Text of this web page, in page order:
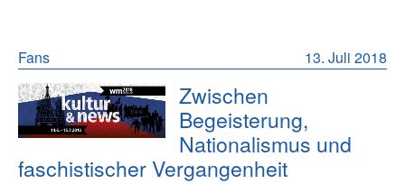
13. Juli 2018
Fans
Zwischen
Begeisterung,
Nationalismus und
faschistischer Vergangenheit